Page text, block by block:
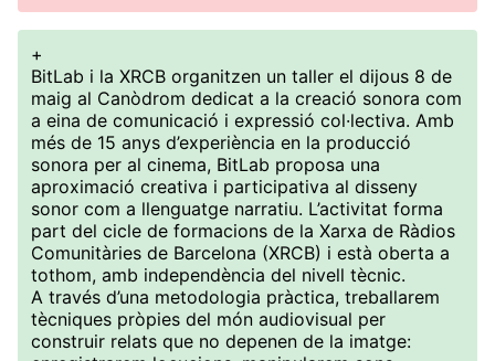
+
BitLab i la XRCB organitzen un taller el dijous 8 de
maig al Canòdrom dedicat a la creació sonora com
a eina de comunicació i expressió col·lectiva. Amb
més de 15 anys d’experiència en la producció
sonora per al cinema, BitLab proposa una
aproximació creativa i participativa al disseny
sonor com a llenguatge narratiu. L’activitat forma
part del cicle de formacions de la Xarxa de Ràdios
Comunitàries de Barcelona (XRCB) i està oberta a
tothom, amb independència del nivell tècnic.
A través d’una metodologia pràctica, treballarem
tècniques pròpies del món audiovisual per
construir relats que no depenen de la imatge: